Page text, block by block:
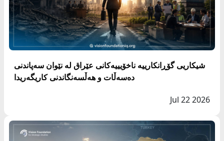
شیکاریی گۆڕانکارییە ناخۆیییەکانی عێراق لە نێوان سەپاندنی
دەسەڵات و هەڵسەنگاندنی کاریگەریدا
Jul 22 2026